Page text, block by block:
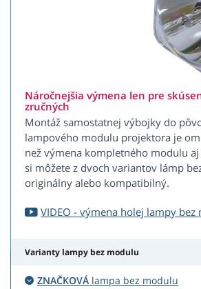
Náročnejšia výmena len pre
zručných
Montáž samostatnej výbojky do
lampového modulu projektora je
než výmena kompletného modulu
si môžete z dvoch variantov lámp
originálny alebo kompatibilný.
VIDEO - výmena holej lampy bez
Varianty lampy bez modulu
ZNAČKOVÁ lampa bez modulu